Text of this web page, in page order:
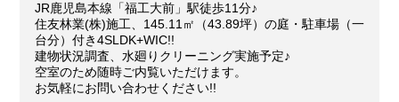
JR鹿児島本線「福工大前」駅徒歩11分♪
住友林業(株)施工、145.11㎡（43.89坪）の庭・駐車場（一
台分）付き4SLDK+WIC!!
建物状況調査、水廻りクリーニング実施予定♪
空室のため随時ご内覧いただけます。
お気軽にお問い合わせください!!